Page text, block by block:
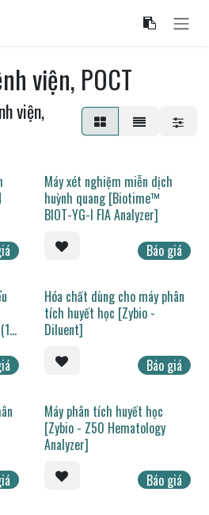
viện, POCT
viện,
Máy xét nghiệm miễn dịch
huỳnh quang [Biotime™
BIOT-YG-I FIA Analyzer]
Báo giá
Hóa chất dùng cho máy phân
tích huyết học [Zybio -
Diluent]
Báo giá
Máy phân tích huyết học
[Zybio - Z50 Hematology
Analyzer]
Báo giá